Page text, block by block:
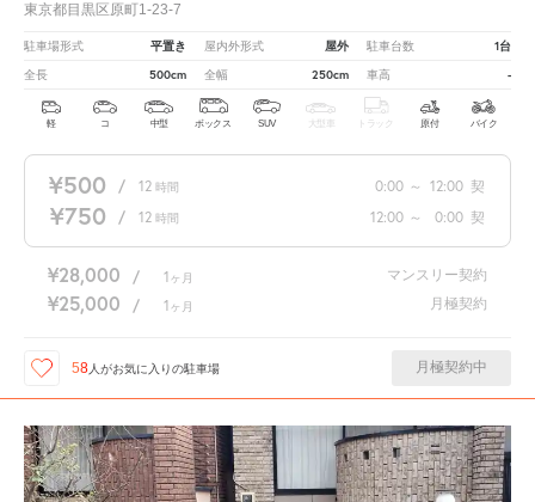
東京都目黒区原町1-23-7
駐車場形式 平置き 屋内外形式 屋外 駐車台数 1台
全長 500cm 全幅 250cm 車高 -
軽 コ 中型 ボックス SUV 大型車 トラック 原付 バイク
¥500 / 12 時間 0:00 ～ 12:00 契
¥750 / 12 時間 12:00 ～ 0:00 契
¥28,000 / 1 ヶ月 マンスリー契約
¥25,000 / 1 ヶ月 月極契約
58 人がお気に入りの駐車場 月極契約中